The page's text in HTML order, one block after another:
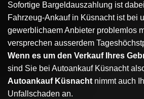
Sofortige Bargeldauszahlung ist
Fahrzeug-Ankaufin Küsnachtist bei
gewerblichaem Anbieter problemlos
versprechen ausserdem
Wenn es um den Verkauf Ihres
sind Sie bei Autoankauf Küsnacht
Autoankauf Küsnacht nimmt auch
Unfallschaden an.